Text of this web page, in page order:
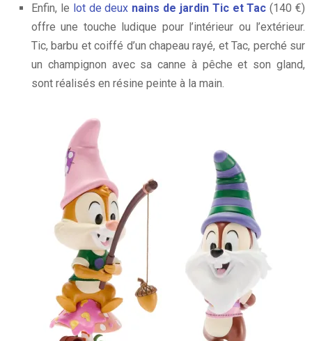
Enfin, le lot de deux nains de jardin Tic et Tac (140 €)
offre une touche ludique pour l’intérieur ou l’extérieur.
Tic, barbu et coiffé d’un chapeau rayé, et Tac, perché sur
un champignon avec sa canne à pêche et son gland,
sont réalisés en résine peinte à la main.